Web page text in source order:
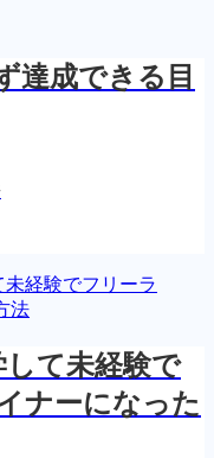
達成できる目
して未経験で
ナーになった